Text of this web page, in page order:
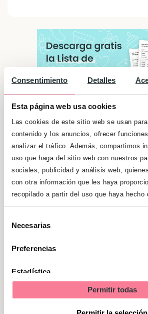
Consentimiento Detalles
Esta página web usa cookies
Las cookies de este sitio web se usan
contenido y los anuncios, ofrecer
analizar el tráfico. Además, compartimos
uso que haga del sitio web con nuestros
sociales, publicidad y análisis web,
con otra información que les haya
recopilado a partir del uso que haya hecho
Necesarias
Preferencias
Estadística
Permitir todas
Significado de "Irene"
Con mucha energía, son de
personas que animan a los
ellos cuando surgen
sinceras, cariñosas, abiertas y
Nombre de Irene en
o idiomas